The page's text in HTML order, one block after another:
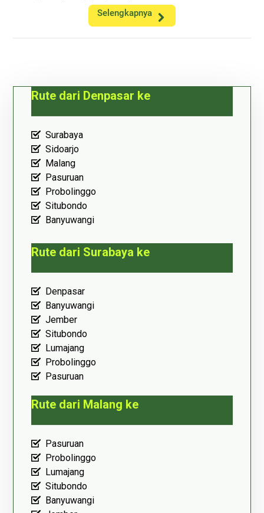
Selengkapnya
Rute dari Denpasar ke
Surabaya
Sidoarjo
Malang
Pasuruan
Probolinggo
Situbondo
Banyuwangi
Rute dari Surabaya ke
Denpasar
Banyuwangi
Jember
Situbondo
Lumajang
Probolinggo
Pasuruan
Rute dari Malang ke
Pasuruan
Probolinggo
Lumajang
Situbondo
Banyuwangi